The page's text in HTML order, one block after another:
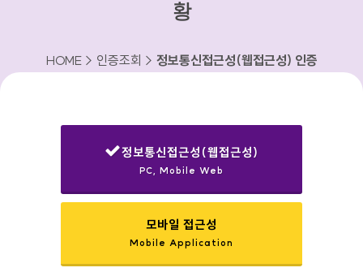
황
HOME > 인증조회 > 정보통신접근성(웹접근성) 인증
정보통신접근성(웹접근성)
PC, Mobile Web
모바일 접근성
Mobile Application